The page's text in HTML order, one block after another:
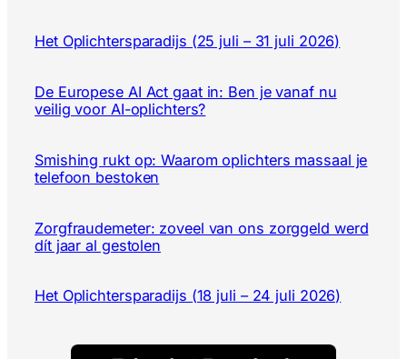
Het Oplichtersparadijs (25 juli – 31 juli 2026)
De Europese AI Act gaat in: Ben je vanaf nu
veilig voor AI-oplichters?
Smishing rukt op: Waarom oplichters massaal je
telefoon bestoken
Zorgfraudemeter: zoveel van ons zorggeld werd
dít jaar al gestolen
Het Oplichtersparadijs (18 juli – 24 juli 2026)